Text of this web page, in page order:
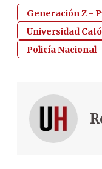
Generación Z -
Universidad
Policía Nacional